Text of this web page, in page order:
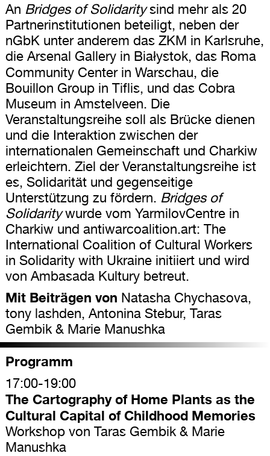
An Bridges of Solidaritysind mehr als 20
Partnerinstitutionen beteiligt, neben der
nGbK unter anderem das ZKM in Karlsruhe,
die Arsenal Gallery in Białystok, das Roma
Community Center in Warschau, die
Bouillon Group in Tiflis, und das Cobra
Museum in Amstelveen. Die
Veranstaltungsreihe soll als Brücke dienen
und die Interaktion zwischen der
internationalen Gemeinschaft und Charkiw
erleichtern. Ziel der Veranstaltungsreihe ist
es, Solidarität und gegenseitige
Unterstützung zu fördern. Bridges of
Solidaritywurde vom YarmilovCentre in
Charkiw und antiwarcoalition.art: The
International Coalition of Cultural Workers
in Solidarity with Ukraine initiiert und wird
von Ambasada Kultury betreut.
Mit Beiträgen von Natasha Chychasova,
tony lashden, Antonina Stebur, Taras
Gembik & Marie Manushka
Programm
17:00-19:00
The Cartography of Home Plants as the
Cultural Capital of Childhood Memories
Workshop von Taras Gembik & Marie
Manushka